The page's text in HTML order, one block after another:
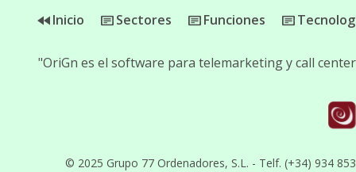
Inicio Sectores Funciones
© 2025 Grupo 77 Ordenadores, S.L. - Telf. (+34) 934
"OriGn es el software para telemarketing y call